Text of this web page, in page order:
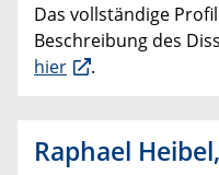
Das vollständige
Beschreibung des
hier
.
Raphael